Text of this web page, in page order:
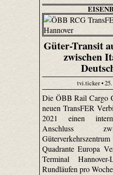
Güter-Transit
zwischen
tvi.ticker •
Die ÖBB Rail Cargo
neuen TransFER
2021 einen
Anschluss
Quadrante Europa
Terminal
Rundläufen pro